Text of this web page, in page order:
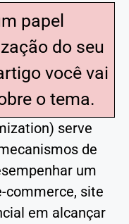
papel
do seu
você vai
o tema.
serve
de
um
commerce, site
em alcançar